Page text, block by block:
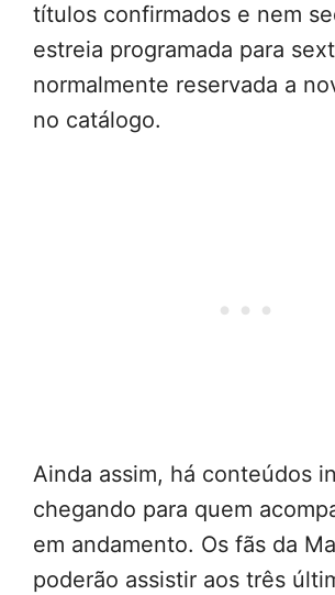
títulos confirmados e nem
estreia programada para
normalmente reservada a
no catálogo.
Ainda assim, há conteúdos
chegando para quem
em andamento. Os fãs da
poderão assistir aos três